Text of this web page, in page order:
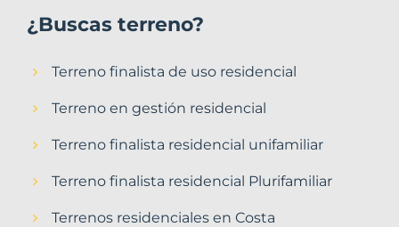
¿Buscas terreno?
Terreno finalista de uso residencial
Terreno en gestión residencial
Terreno finalista residencial unifamiliar
Terreno finalista residencial Plurifamiliar
Terrenos residenciales en Costa